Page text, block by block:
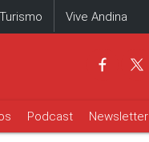
Turismo Vive Andina
Podcast Newsletter